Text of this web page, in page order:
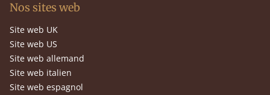
Nos sites web
Site web UK
Site web US
Site web allemand
Site web italien
Site web espagnol